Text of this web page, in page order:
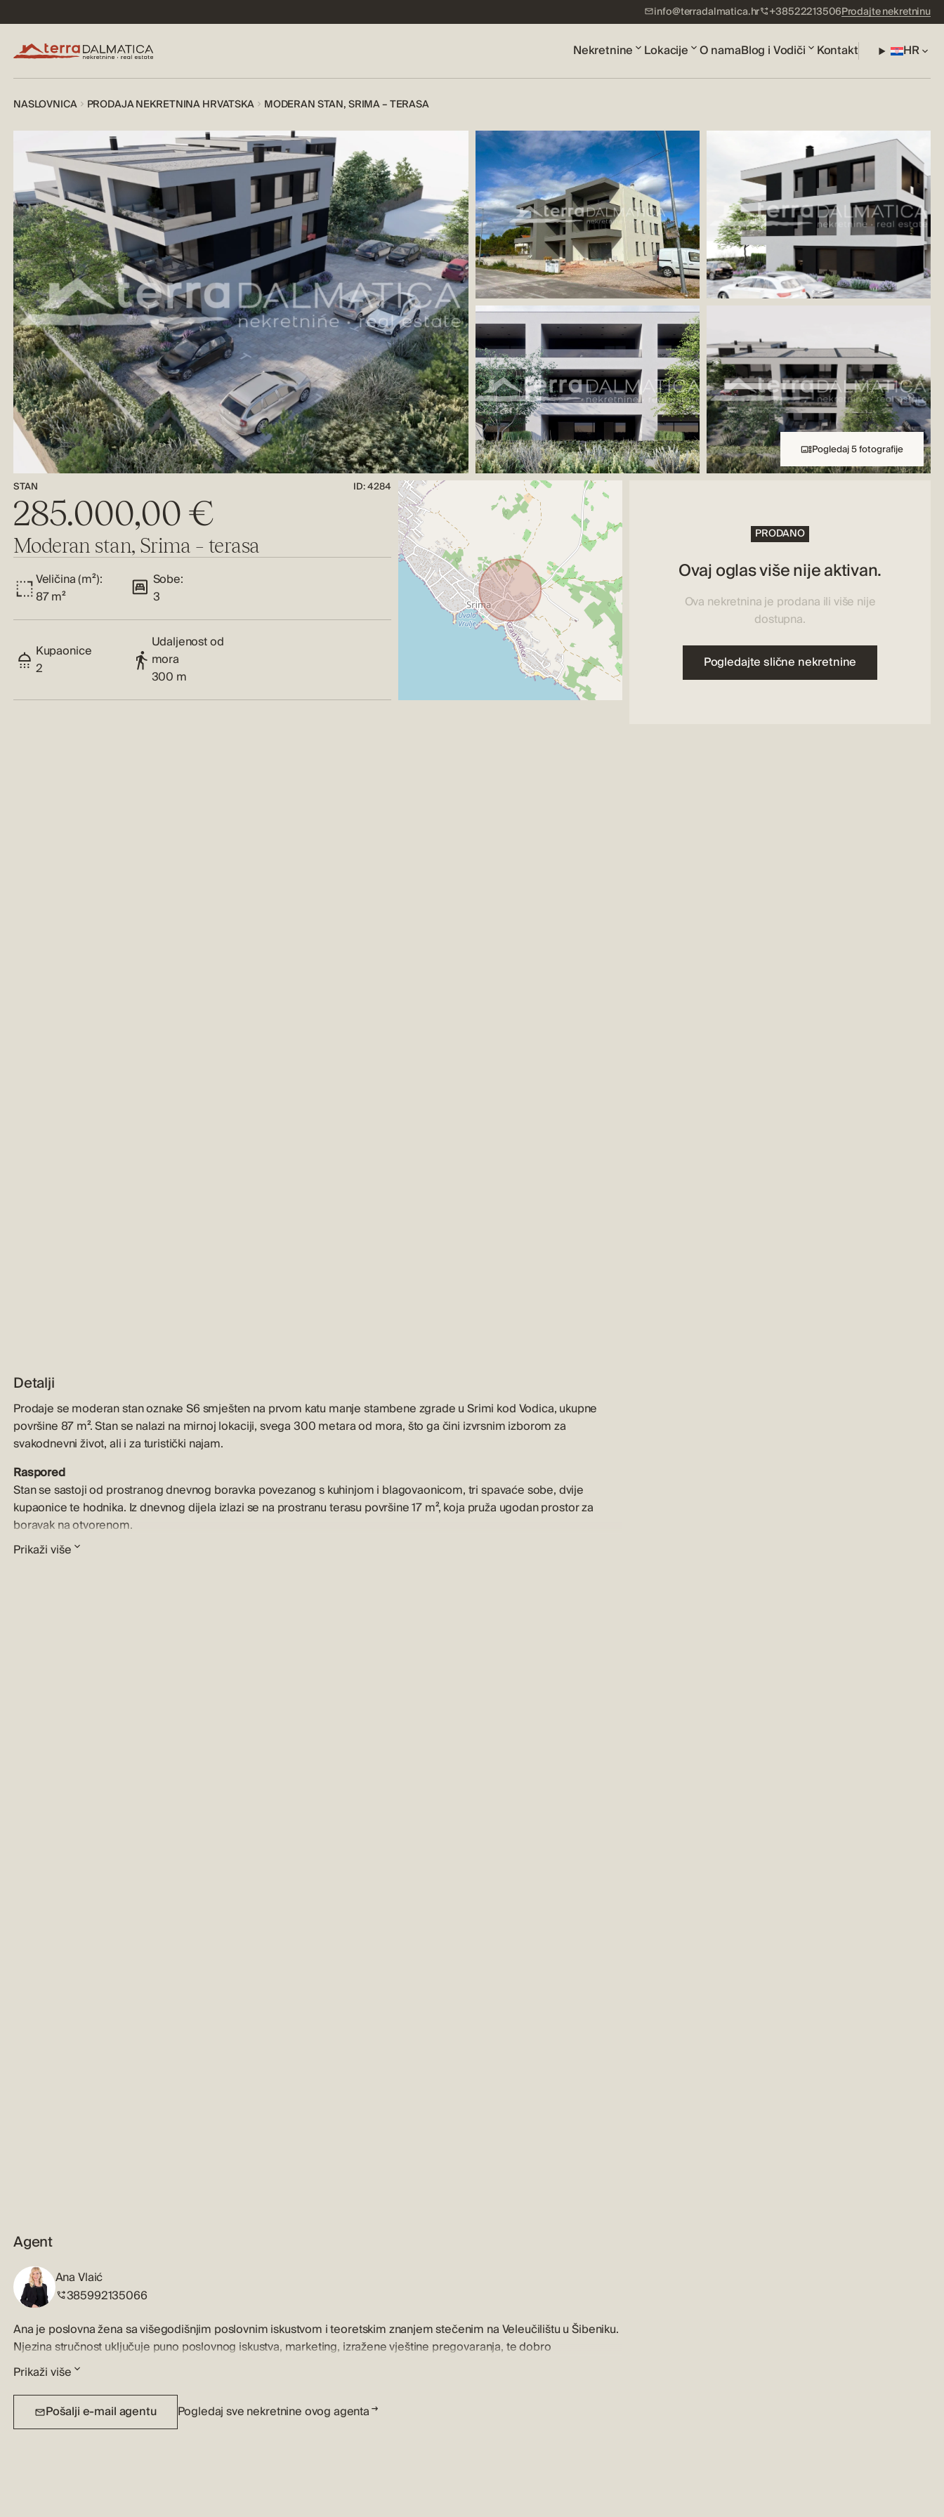
info@terradalmatica.hr +38522213506Prodajte nekretninu
Nekretnine Lokacije O namaBlog i Vodiči Kontakt HR
NASLOVNICA PRODAJA NEKRETNINA HRVATSKA MODERAN STAN, SRIMA – TERASA
Pogledaj 5 fotografije
STAN ID: 4284
285.000,00 €
Moderan stan, Srima – terasa
Veličina (m²):
87 m²
Sobe:
3
Kupaonice
2
Udaljenost od
mora
300 m
Detalji
Prodaje se moderan stan oznake S6 smješten na prvom katu manje stambene zgrade u Srimi kod Vodica, ukupne
površine 87 m². Stan se nalazi na mirnoj lokaciji, svega 300 metara od mora, što ga čini izvrsnim izborom za
svakodnevni život, ali i za turistički najam.
Raspored
Stan se sastoji od prostranog dnevnog boravka povezanog s kuhinjom i blagovaonicom, tri spavaće sobe, dvije
kupaonice te hodnika. Iz dnevnog dijela izlazi se na prostranu terasu površine 17 m², koja pruža ugodan prostor za
boravak na otvorenom.
Oprema
Prikaži više
Agent
Ana Vlaić
385992135066
Ana je poslovna žena sa višegodišnjim poslovnim iskustvom i teoretskim znanjem stečenim na Veleučilištu u Šibeniku.
Njezina stručnost uključuje puno poslovnog iskustva, marketing, izražene vještine pregovaranja, te dobro
poznavanjem tržišta nekretnina. Ana je izvrstan slušatelj koji shvaća potrebe i životne ciljeva od klijenata te prilazi svom
poslu i klijentima sa strpljenjem i znanjem. Ona zna kako predstaviti nekretninu za tržište gdje pomoću svojih kreativnih
načina crpi bit i ljepotu objekta. Njezina sposobnost upravljanja identificira tržišne prilike, pažnja posvećena detaljima i
pouzdanost omogućuju njenim klijentima da izaberu savršenu nekretninu.
Prikaži više
Pošalji e-mail agentu Pogledaj sve nekretnine ovog agenta
PRODANO
Ovaj oglas više nije aktivan.
Ova nekretnina je prodana ili više nije
dostupna.
Pogledajte slične nekretnine